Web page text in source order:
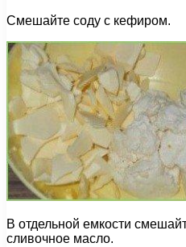
Смешайте соду с кефиром.
В отдельной емкости
сливочное масло.